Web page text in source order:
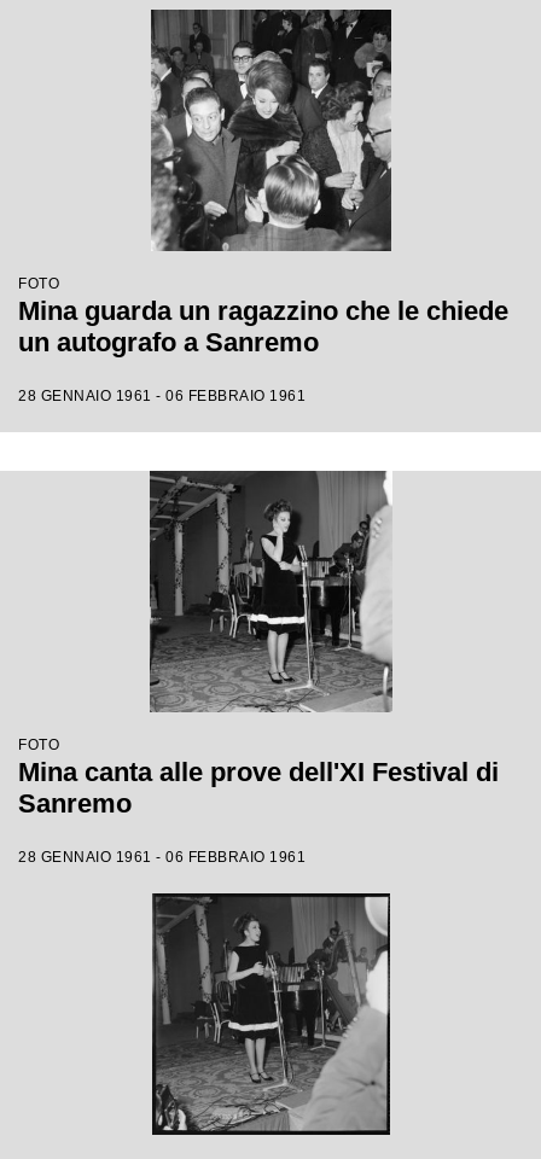
FOTO
Mina guarda un ragazzino che le chiede
un autografo a Sanremo
28 GENNAIO 1961 - 06 FEBBRAIO 1961
FOTO
Mina canta alle prove dell'XI Festival di
Sanremo
28 GENNAIO 1961 - 06 FEBBRAIO 1961